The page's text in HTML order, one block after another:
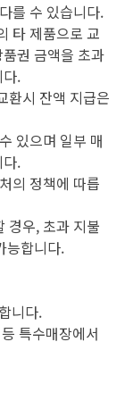
를 수 있습니다.
타 제품으로 교
권 금액을 초과
.
환시 잔액 지급은
있으며 일부 매
.
의 정책에 따릅
경우, 초과 지불
능합니다.
니다.
특수매장에서